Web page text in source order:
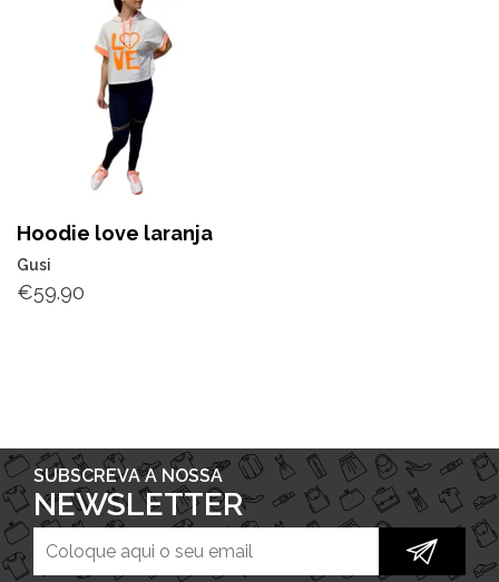
Hoodie love laranja
Gusi
€59.90
SUBSCREVA A NOSSA
NEWSLETTER